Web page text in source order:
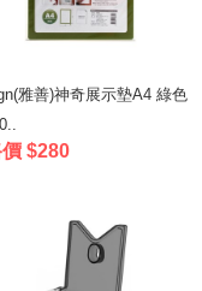
雅善)神奇展示墊A4 綠色
$280